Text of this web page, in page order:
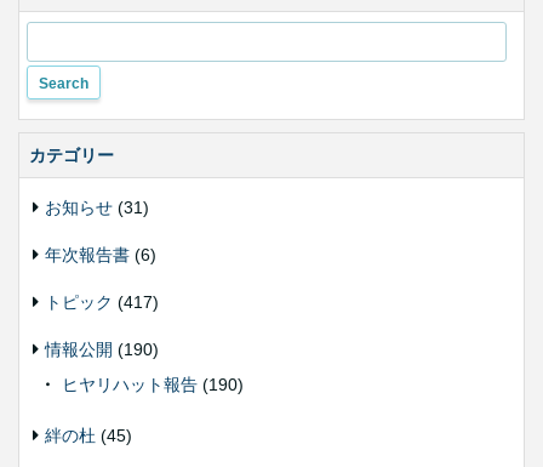
変
カテゴリー
お知らせ (31)
年次報告書 (6)
トピック (417)
情報公開 (190)
ヒヤリハット報告 (190)
絆の杜 (45)